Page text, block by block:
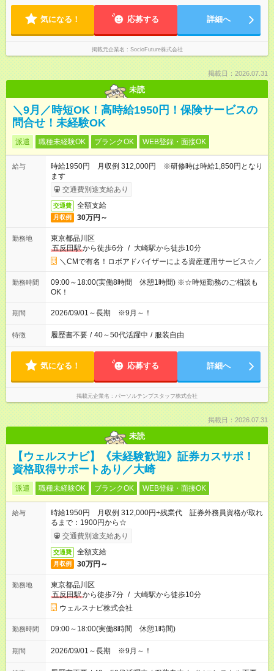
気になる！ 応募する 詳細へ
掲載元企業名 SocioFuture株式会社
掲載日：2026.07.31
未読
＼9月／時短OK！高時給1950円！保険サービスの
問合せ！未経験OK
派遣 職種未経験OK ブランクOK WEB登録・面接OK
給与
時給1950円 月収例 312,000円 ※研修時は時給1,850円となり
ます
交通費別途支給あり
交通費 全額支給
月収例 30万円～
勤務地
東京都品川区
五反田駅から徒歩6分 / 大崎駅から徒歩10分
＼CMで有名！ロボアドバイザーによる資産運用サービス☆／
勤務時間
09:00～18:00(実働8時間 休憩1時間) ※☆時短勤務のご相談も
OK！
期間 2026/09/01～長期 ※9月～！
特徴 履歴書不要 / 40～50代活躍中 / 服装自由
気になる！ 応募する 詳細へ
掲載元企業名 パーソルテンプスタッフ株式会社
掲載日：2026.07.31
未読
【ウェルスナビ】《未経験歓迎》証券カスサポ！
資格取得サポートあり／大崎
派遣 職種未経験OK ブランクOK WEB登録・面接OK
給与
時給1950円 月収例 312,000円+残業代 証券外務員資格が取れ
るまで：1900円から☆
交通費別途支給あり
交通費 全額支給
月収例 30万円～
勤務地
東京都品川区
五反田駅から徒歩7分 / 大崎駅から徒歩10分
ウェルスナビ株式会社
勤務時間 09:00～18:00(実働8時間 休憩1時間)
期間 2026/09/01～長期 ※9月～！